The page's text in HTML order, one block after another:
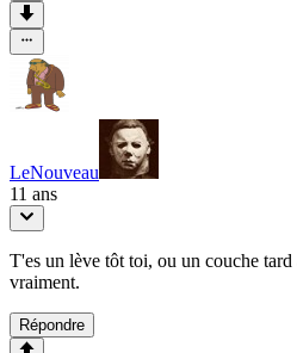
LeNouveau
11 ans
T'es un lève tôt toi, ou un couche tard
vraiment.
Répondre